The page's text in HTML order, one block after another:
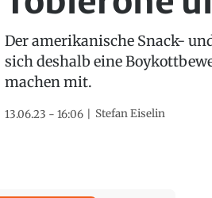
Der amerikanische Snack-
sich deshalb eine
machen mit.
13.06.23 - 16:06 Stefan Eiselin